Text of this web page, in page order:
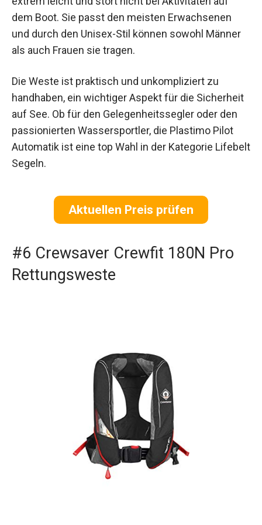
dem Boot. Sie passt den meisten Erwachsenen
und durch den Unisex-Stil können sowohl Männer
als auch Frauen sie tragen.
Die Weste ist praktisch und unkompliziert zu
handhaben, ein wichtiger Aspekt für die Sicherheit
auf See. Ob für den Gelegenheitssegler oder den
passionierten Wassersportler, die Plastimo Pilot
Automatik ist eine top Wahl in der Kategorie Lifebelt
Segeln.
Aktuellen Preis prüfen
#6 Crewsaver Crewfit 180N Pro
Rettungsweste